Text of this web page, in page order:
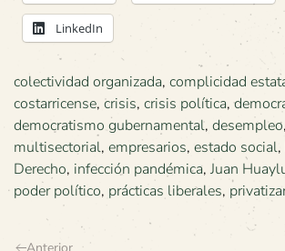
LinkedIn
colectividad organizada, complicidad
costarricense, crisis, crisis política,
democratismo gubernamental, desempleo,
multisectorial, empresarios, estado social,
Derecho, infección pandémica, Juan
poder político, prácticas liberales,